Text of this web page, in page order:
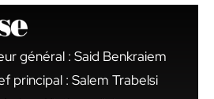
général : Said Benkraiem
principal : Salem Trabelsi